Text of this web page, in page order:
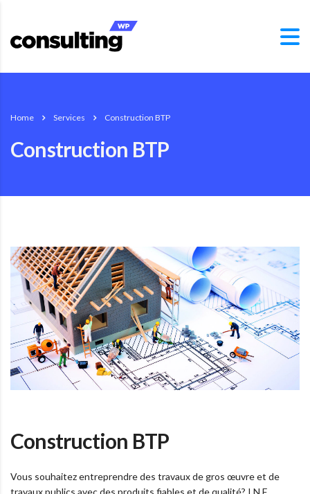
Home Services Construction BTP
Construction BTP
Construction BTP
Vous souhaitez entreprendre des travaux de gros œuvre et de